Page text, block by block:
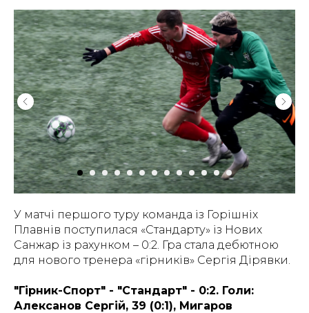
У матчі першого туру команда із Горішніх
Плавнів поступилася «Стандарту» із Нових
Санжар із рахунком – 0:2. Гра стала дебютною
для нового тренера «гірників» Сергія Дірявки.
"Гірник-Спорт" - "Стандарт" - 0:2. Голи:
Алексанов Сергій, 39 (0:1), Мигаров